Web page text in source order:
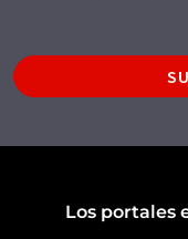
Los portales